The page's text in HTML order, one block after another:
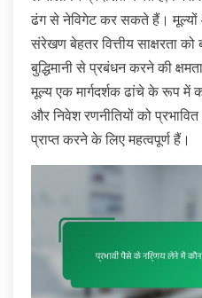
ढंग से नेविगेट कर सकते हैं। मूल्यों
संरेखण बेहतर वित्तीय साक्षरता
बुद्धिमानी से प्रबंधन करने की
मूल्य एक मार्गदर्शक ढांचे के रूप में
और निवेश रणनीतियों को
प्राप्त करने के लिए महत्वपूर्ण हैं।